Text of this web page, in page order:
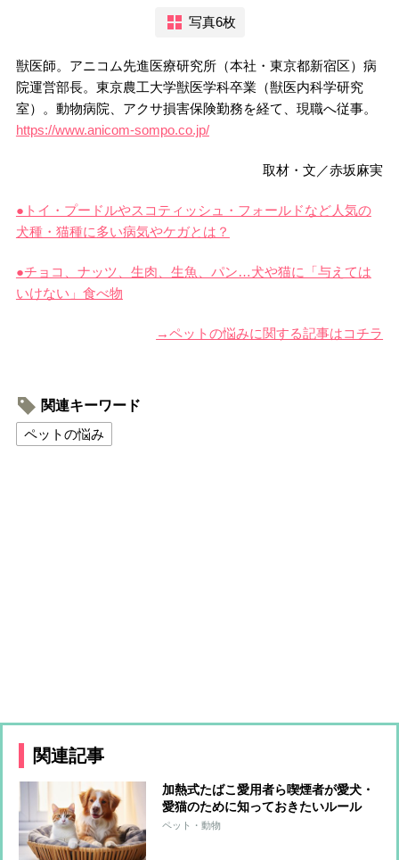
写真6枚
獣医師。アニコム先進医療研究所（本社・東京都新宿区）病
院運営部長。東京農工大学獣医学科卒業（獣医内科学研究
室）。動物病院、アクサ損害保険勤務を経て、現職へ従事。
https://www.anicom-sompo.co.jp/
取材・文／赤坂麻実
●トイ・プードルやスコティッシュ・フォールドなど人気の
犬種・猫種に多い病気やケガとは？
●チョコ、ナッツ、生肉、生魚、パン…犬や猫に「与えては
いけない」食べ物
→ペットの悩みに関する記事はコチラ
関連キーワード
ペットの悩み
関連記事
加熱式たばこ愛用者ら喫煙者が愛犬・
愛猫のために知っておきたいルール
ペット・動物